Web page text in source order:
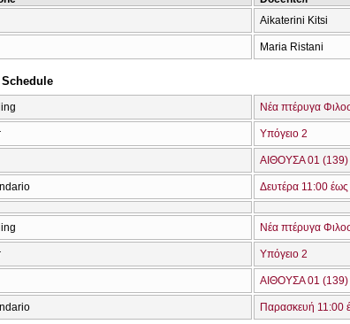
Aikaterini Kitsi
Maria Ristani
Νέα πτέρυγα
Υπόγειο 2
ΑΙΘΟΥΣΑ 01 (139)
Δευτέρα 11:00
Νέα πτέρυγα
Υπόγειο 2
ΑΙΘΟΥΣΑ 01 (139)
Παρασκευή 11:00